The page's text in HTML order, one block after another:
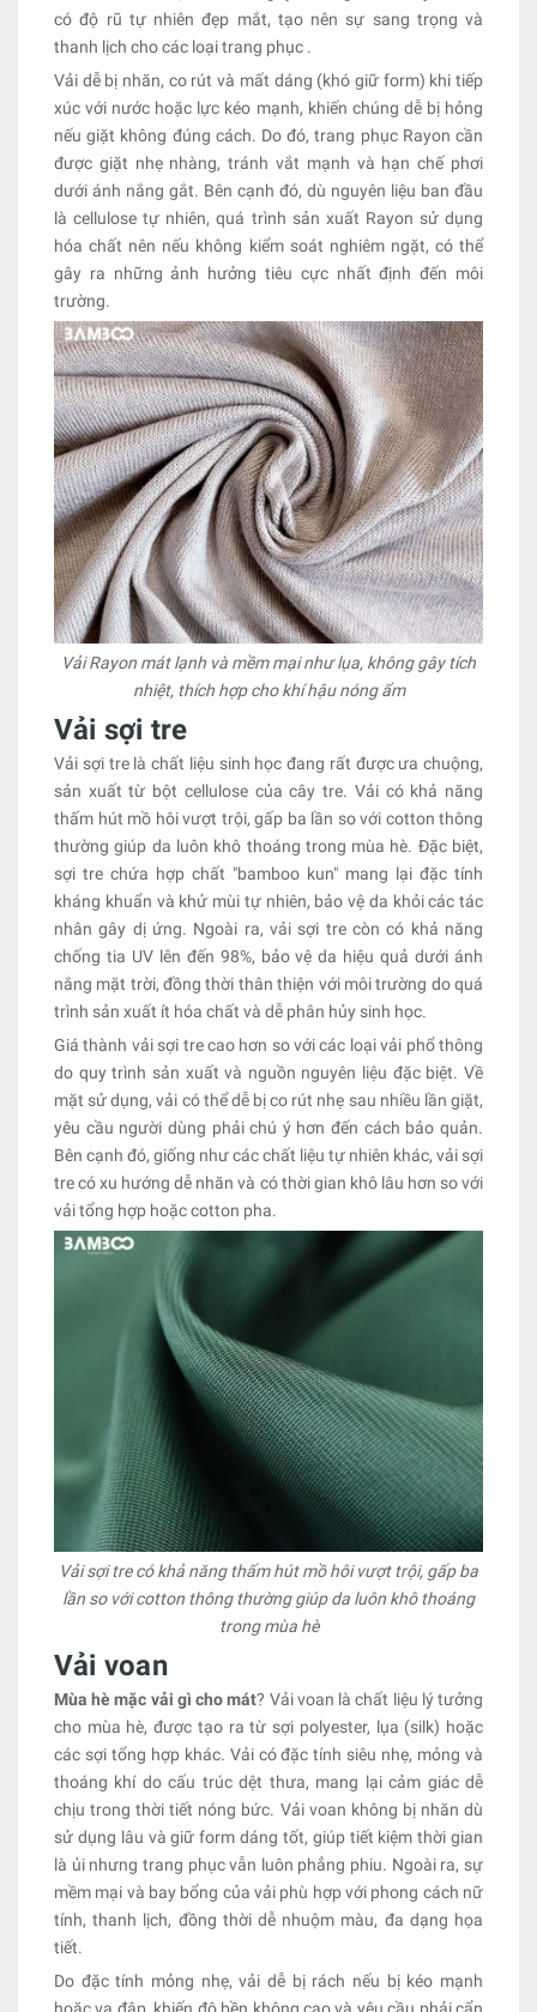
có độ rũ tự nhiên đẹp mắt, tạo nên sự sang trọng và
thanh lịch cho các loại trang phục .
Vải dễ bị nhăn, co rút và mất dáng (khó giữ form) khi tiếp
xúc với nước hoặc lực kéo mạnh, khiến chúng dễ bị hỏng
nếu giặt không đúng cách. Do đó, trang phục Rayon cần
được giặt nhẹ nhàng, tránh vắt mạnh và hạn chế phơi
dưới ánh nắng gắt. Bên cạnh đó, dù nguyên liệu ban đầu
là cellulose tự nhiên, quá trình sản xuất Rayon sử dụng
hóa chất nên nếu không kiểm soát nghiêm ngặt, có thể
gây ra những ảnh hưởng tiêu cực nhất định đến môi
trường.
Vải Rayon mát lạnh và mềm mại như lụa, không gây tích
nhiệt, thích hợp cho khí hậu nóng ẩm
Vải sợi tre
Vải sợi tre là chất liệu sinh học đang rất được ưa chuộng,
sản xuất từ bột cellulose của cây tre. Vải có khả năng
thấm hút mồ hôi vượt trội, gấp ba lần so với cotton thông
thường giúp da luôn khô thoáng trong mùa hè. Đặc biệt,
sợi tre chứa hợp chất "bamboo kun" mang lại đặc tính
kháng khuẩn và khử mùi tự nhiên, bảo vệ da khỏi các tác
nhân gây dị ứng. Ngoài ra, vải sợi tre còn có khả năng
chống tia UV lên đến 98%, bảo vệ da hiệu quả dưới ánh
nắng mặt trời, đồng thời thân thiện với môi trường do quá
trình sản xuất ít hóa chất và dễ phân hủy sinh học.
Giá thành vải sợi tre cao hơn so với các loại vải phổ thông
do quy trình sản xuất và nguồn nguyên liệu đặc biệt. Về
mặt sử dụng, vải có thể dễ bị co rút nhẹ sau nhiều lần giặt,
yêu cầu người dùng phải chú ý hơn đến cách bảo quản.
Bên cạnh đó, giống như các chất liệu tự nhiên khác, vải sợi
tre có xu hướng dễ nhăn và có thời gian khô lâu hơn so với
vải tổng hợp hoặc cotton pha.
Vải sợi tre có khả năng thấm hút mồ hôi vượt trội, gấp ba
lần so với cotton thông thường giúp da luôn khô thoáng
trong mùa hè
Vải voan
Mùa hè mặc vải gì cho mát? Vải voan là chất liệu lý tưởng
cho mùa hè, được tạo ra từ sợi polyester, lụa (silk) hoặc
các sợi tổng hợp khác. Vải có đặc tính siêu nhẹ, mỏng và
thoáng khí do cấu trúc dệt thưa, mang lại cảm giác dễ
chịu trong thời tiết nóng bức. Vải voan không bị nhăn dù
sử dụng lâu và giữ form dáng tốt, giúp tiết kiệm thời gian
là ủi nhưng trang phục vẫn luôn phẳng phiu. Ngoài ra, sự
mềm mại và bay bổng của vải phù hợp với phong cách nữ
tính, thanh lịch, đồng thời dễ nhuộm màu, đa dạng họa
tiết.
Do đặc tính mỏng nhẹ, vải dễ bị rách nếu bị kéo mạnh